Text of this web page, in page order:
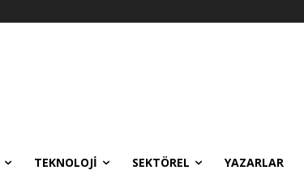
TEKNOLOJI SEKTÖREL YAZARLAR